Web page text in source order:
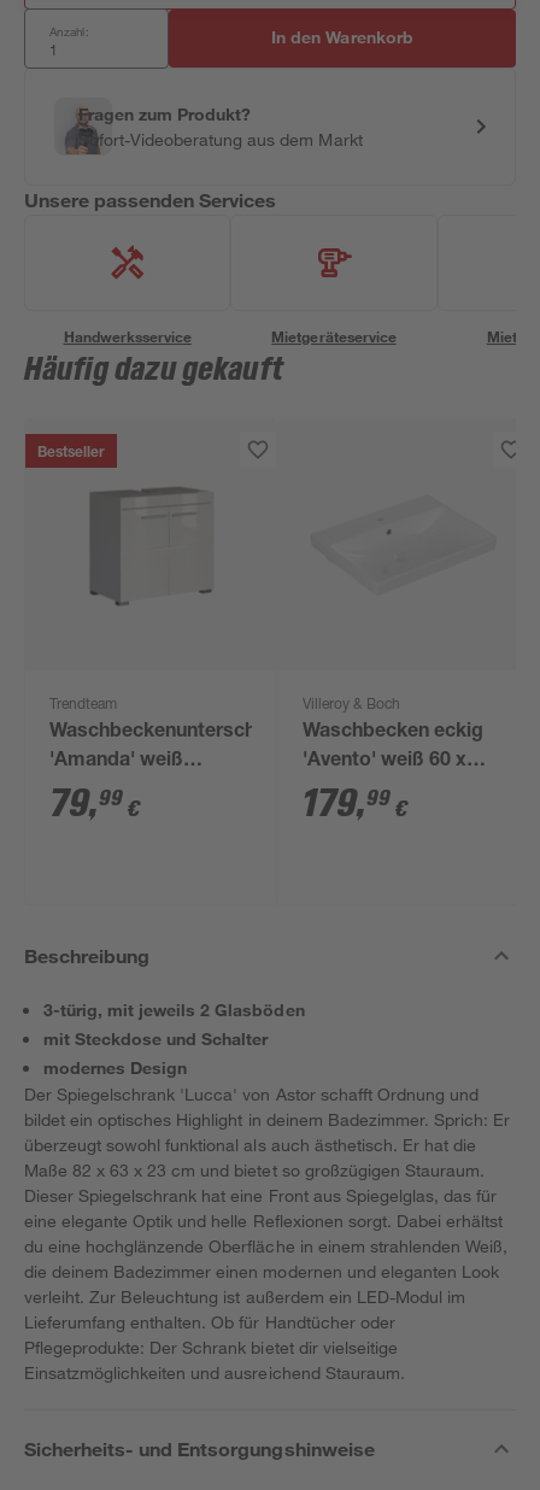
Anzahl: In den Warenkorb
Fragen zum Produkt?
Sofort-Videoberatung aus dem Markt
Unsere passenden Services
Handwerksservice Mietgeräteservice
Häufig dazu gekauft
Bestseller
Trendteam
Waschbeckenunterschrank
'Amanda' weiß
glänzend 60 x 56 x 34
cm
79,99 €
Villeroy & Boch
Waschbecken eckig
'Avento' weiß 60 x
15,5 x 47 cm
179,99 €
Beschreibung
3-türig, mit jeweils 2 Glasböden
mit Steckdose und Schalter
modernes Design
Der Spiegelschrank 'Lucca' von Astor schafft Ordnung und
bildet ein optisches Highlight in deinem Badezimmer. Sprich: Er
überzeugt sowohl funktional als auch ästhetisch. Er hat die
Maße 82 x 63 x 23 cm und bietet so großzügigen Stauraum.
Dieser Spiegelschrank hat eine Front aus Spiegelglas, das für
eine elegante Optik und helle Reflexionen sorgt. Dabei erhältst
du eine hochglänzende Oberfläche in einem strahlenden Weiß,
die deinem Badezimmer einen modernen und eleganten Look
verleiht. Zur Beleuchtung ist außerdem ein LED-Modul im
Lieferumfang enthalten. Ob für Handtücher oder
Pflegeprodukte: Der Schrank bietet dir vielseitige
Einsatzmöglichkeiten und ausreichend Stauraum.
Sicherheits- und Entsorgungshinweise